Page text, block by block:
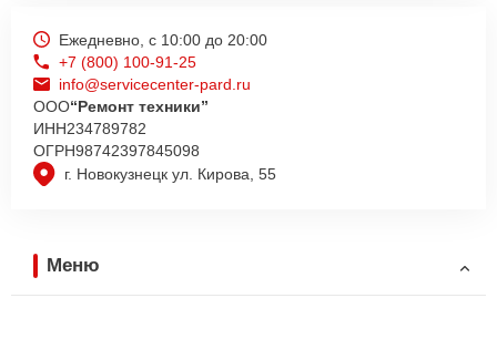
г. Новокузнецк ул. Кирова, 55
Ежедневно, с 10:00 до 20:00
+7 (800) 100-91-25
info@servicecenter-pard.ru
ООО“Ремонт техники”
ИНН234789782
ОГРН98742397845098
Меню